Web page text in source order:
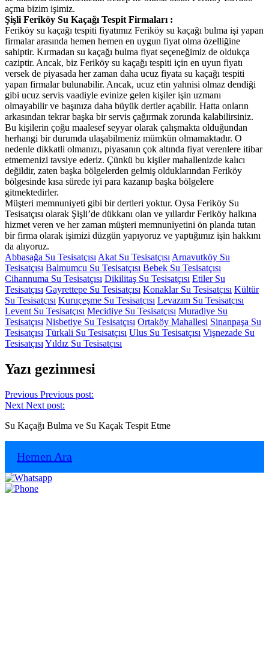
açma bizim işimiz.
Şişli Feriköy Su Kaçağı Tespit Firmaları :
Feriköy su kaçağı tespiti fiyatımız Feriköy su kaçağı bulma işi yapan
firmalar arasında hemen hemen en uygun fiyat olma özelliğine
sahiptir. Kırmadan su kaçağı bulma fiyat seçeneğimiz de oldukça
caziptir. Ancak, biz Feriköy su kaçağı tespiti için en uyun fiyatı
versek de piyasada her zaman daha ucuz fiyata su kaçağı tespiti
yapan firmalar bulunabilir. Ancak, ucuz etin yahnisi olmaz dendiği
gibi ucuz servis vaadiyle evinize gelen kişiler işin uzmanı
olmayabilir ve başınıza daha büyük dertler açabilir. Hatta onların
arkasından tekrar başka bir servis çağırmak zorunda kalabilirsiniz.
Bu kişilerin çoğu maalesef seyyar olarak çalışmakta olduğundan
herhangi bir durumda ulaşabilmeniz mümkün olmamaktadır. O
nedenle dikkatli olmanızı, piyasanın çok altında fiyat verenlere itibar
etmemenizi tavsiye ederiz. Çünkü bu kişiler mahallenizde kalıcı
değildir, zaten başka bölgelerden gelmiş olduklarından Feriköy
bölgesinde kısa sürede iyi para kazanıp başka bölgelere
gitmektedirler.
Müşteri memnuniyeti gibi bir dertleri yoktur. Oysa Feriköy Su
Tesisatçısı olarak Şişli’de dükkanı olan ve yıllardır Feriköy halkına
hizmet veren ve her zaman müşteri memnuniyetini ön planda tutan
bir firma olarak işimizi düzgün yapıyoruz ve yaptığımız işin hakkını
da alıyoruz.
Abbasağa Su Tesisatçısı Akat Su Tesisatçısı Arnavutköy Su
Tesisatçısı Balmumcu Su Tesisatçısı Bebek Su Tesisatçısı
Cihannuma Su Tesisatçısı Dikilitaş Su Tesisatçısı Etiler Su
Tesisatçısı Gayrettepe Su Tesisatçısı Konaklar Su Tesisatçısı Kültür
Su Tesisatçısı Kuruçeşme Su Tesisatçısı Levazım Su Tesisatçısı
Levent Su Tesisatçısı Mecidiye Su Tesisatçısı Muradiye Su
Tesisatçısı Nisbetiye Su Tesisatçısı Ortaköy Mahallesi Sinanpaşa Su
Tesisatçısı Türkali Su Tesisatçısı Ulus Su Tesisatçısı Vişnezade Su
Tesisatçısı Yıldız Su Tesisatçısı
Yazı gezinmesi
Previous Previous post:
Next Next post:
Su Kaçağı Bulma ve Su Kaçak Tespit Etme
Hemen Ara